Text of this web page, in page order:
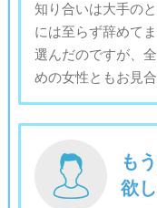
知り合いは大手の
には至らず辞めて
選んだのですが、
めの女性ともお見
も
欲